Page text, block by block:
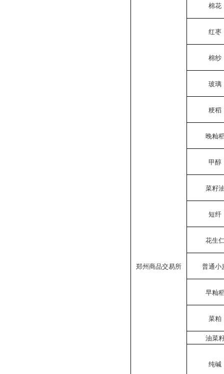
郑州商品交易所
棉花
红枣
棉纱
玻璃
粳稻
晚籼
甲醇
菜籽
短纤
花生
普通小
早籼
菜粕
油菜
纯碱